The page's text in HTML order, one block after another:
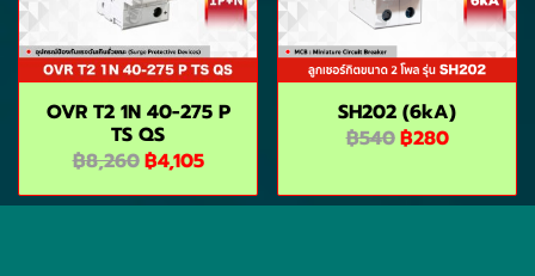
OVR T2 1N 40-275 P
TS QS
฿8,260฿4,105
SH202 (6kA)
฿540฿280